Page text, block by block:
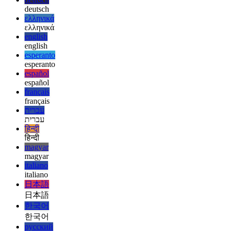
日本語
한국어
한국어
русский
русский
türkçe
türkçe
yiddish
yiddish
Suggestions